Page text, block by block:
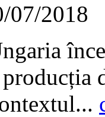
07/2018